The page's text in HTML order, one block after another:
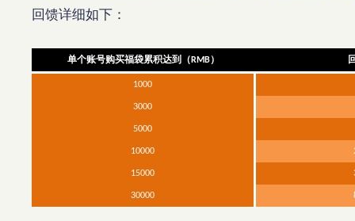
回馈详细如下：
单个账号购买福袋累积达到（ RMB）
1000
3000
5000
10000
15000
30000